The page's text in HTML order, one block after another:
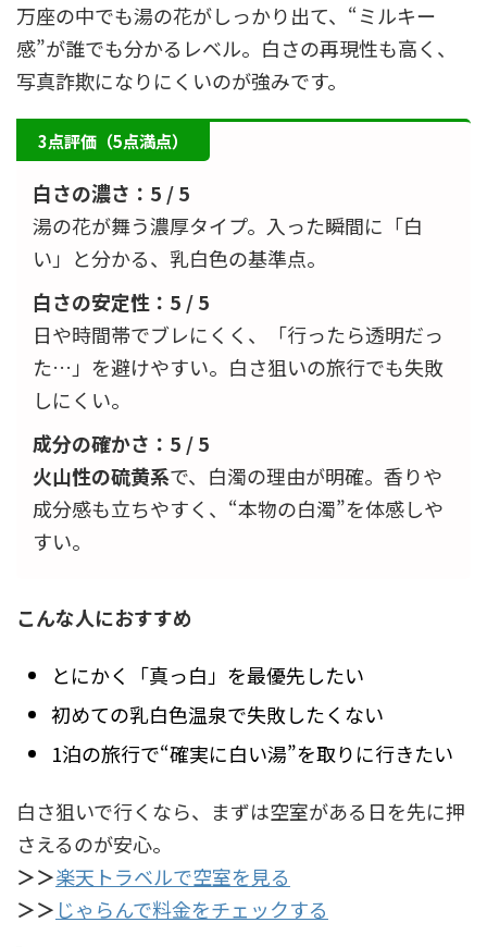
万座の中でも湯の花がしっかり出て、“ミルキー
感”が誰でも分かるレベル。白さの再現性も高く、
写真詐欺になりにくいのが強みです。
3点評価（5点満点）
白さの濃さ：5 / 5
湯の花が舞う濃厚タイプ。入った瞬間に「白
い」と分かる、乳白色の基準点。
白さの安定性：5 / 5
日や時間帯でブレにくく、「行ったら透明だっ
た…」を避けやすい。白さ狙いの旅行でも失敗
しにくい。
成分の確かさ：5 / 5
火山性の硫黄系で、白濁の理由が明確。香りや
成分感も立ちやすく、“本物の白濁”を体感しや
すい。
こんな人におすすめ
とにかく「真っ白」を最優先したい
初めての乳白色温泉で失敗したくない
1泊の旅行で“確実に白い湯”を取りに行きたい
白さ狙いで行くなら、まずは空室がある日を先に押
さえるのが安心。
＞＞楽天トラベルで空室を見る
＞＞ じゃらんで料金をチェックする